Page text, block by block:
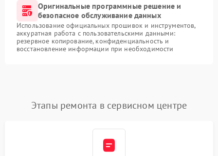
Оригинальные программные решение и
безопасное обслуживание данных
Использование официальных прошивок и инструментов,
аккуратная работа с пользовательскими данными:
резервное копирование, конфиденциальность и
восстановление информации при необходимости
Этапы ремонта в сервисном центре